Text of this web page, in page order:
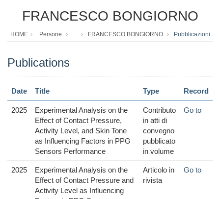
FRANCESCO BONGIORNO
HOME Persone ... FRANCESCO BONGIORNO Pubblicazioni
Publications
Date Title Type Record
2025
Experimental Analysis on the
Effect of Contact Pressure,
Activity Level, and Skin Tone
as Influencing Factors in PPG
Sensors Performance
Contributo
in atti di
convegno
pubblicato
in volume
Go to
2025
Experimental Analysis on the
Effect of Contact Pressure and
Activity Level as Influencing
Articolo in
rivista
Go to